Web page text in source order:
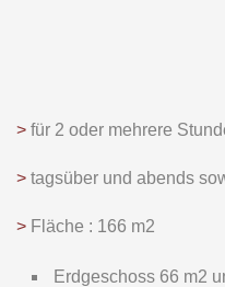
> für 2 oder mehrere
> tagsüber und abends
> Fläche : 166 m2
Erdgeschoss 66 m2